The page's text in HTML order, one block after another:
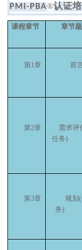
PMI-PBA®认证
课程章节 章节题
第1章 前言
第2章
需求评
任务)
第3章
规划
务)